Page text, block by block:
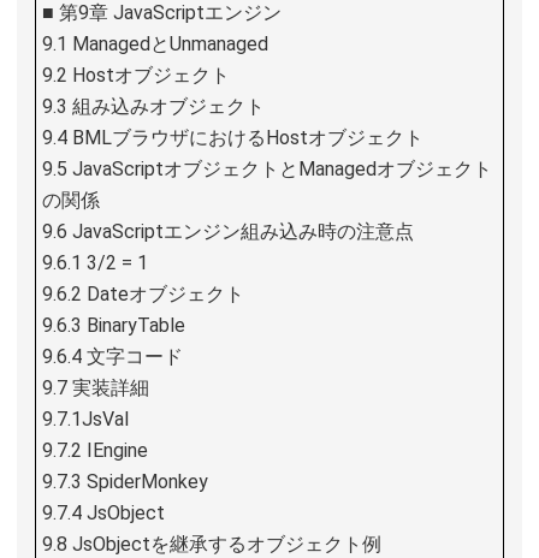
■ 第9章 JavaScriptエンジン
9.1 ManagedとUnmanaged
9.2 Hostオブジェクト
9.3 組み込みオブジェクト
9.4 BMLブラウザにおけるHostオブジェクト
9.5 JavaScriptオブジェクトとManagedオブジェクト
の関係
9.6 JavaScriptエンジン組み込み時の注意点
9.6.1 3/2 = 1
9.6.2 Dateオブジェクト
9.6.3 BinaryTable
9.6.4 文字コード
9.7 実装詳細
9.7.1JsVal
9.7.2 IEngine
9.7.3 SpiderMonkey
9.7.4 JsObject
9.8 JsObjectを継承するオブジェクト例